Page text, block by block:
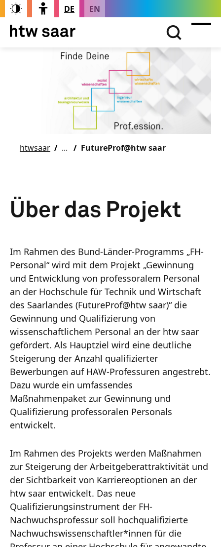
DE EN
htwsaar FutureProf@htw saar
Über das Projekt
Im Rahmen des Bund-Länder-Programms „FH-
Personal“ wird mit dem Projekt „Gewinnung
und Entwicklung von professoralem Personal
an der Hochschule für Technik und Wirtschaft
des Saarlandes (FutureProf@htw saar)“ die
Gewinnung und Qualifizierung von
wissenschaftlichem Personal an der htw saar
gefördert. Als Hauptziel wird eine deutliche
Steigerung der Anzahl qualifizierter
Bewerbungen auf HAW-Professuren angestrebt.
Dazu wurde ein umfassendes
Maßnahmenpaket zur Gewinnung und
Qualifizierung professoralen Personals
entwickelt.
Im Rahmen des Projekts werden Maßnahmen
zur Steigerung der Arbeitgeberattraktivität und
der Sichtbarkeit von Karriereoptionen an der
htw saar entwickelt. Das neue
Qualifizierungsinstrument der FH-
Nachwuchsprofessur soll hochqualifizierte
Nachwuchswissenschaftler*innen für die